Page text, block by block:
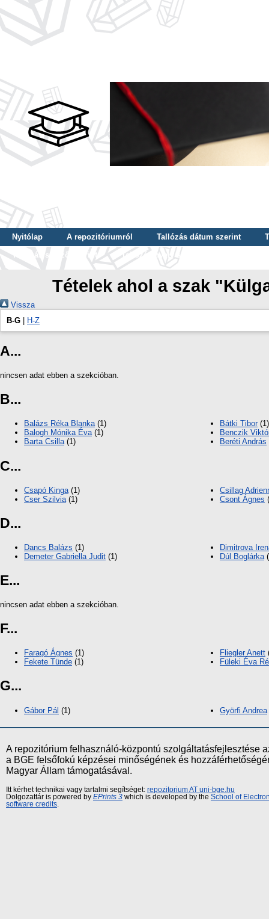
Nyitólap A repozitóriumról Tallózás dátum szerint
Tallózás szerző szerint
Tallózás nyelv szerint
Tételek ahol a szak
Vissza
B-G
H-Z
A...
nincsen adat ebben a szekcióban.
B...
Balázs Réka Blanka(1)
Balogh Mónika Éva(1)
Barta Csilla(1)
Bátki Tibor(1)
Benczik
Beréti András
C...
Csapó Kinga (1)
Cser Szilvia (1)
Csillag
Csont Ágnes
D...
Dancs Balázs (1)
Demeter Gabriella Judit (1)
Dimitrova
Dúl Boglárka
E...
nincsen adat ebben a szekcióban.
F...
Faragó Ágnes (1)
Fekete Tünde (1)
Fliegler Anett
Füleki Éva
G...
Gábor Pál (1) Györfi Andrea
A repozitórium felhasználó-központú szolgáltatásfejlesztése
a BGE felsőfokú képzései minőségének és
Magyar Állam támogatásával.
Itt kérhet technikai vagy tartalmi segítséget: repozitorium AT uni-bge.hu
Dolgozattár is powered by EPrints 3 which is developed by the School of
software credits